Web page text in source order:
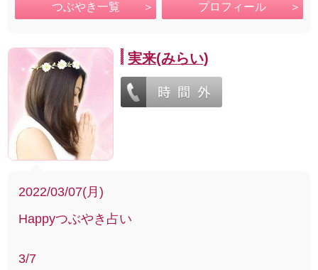
つぶやき一覧 プロフィール
実来(みらい)
2022/03/07(月)
Happyつぶやき占い
3/7